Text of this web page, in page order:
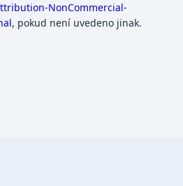
NonCommercial-
, pokud není uvedeno jinak.